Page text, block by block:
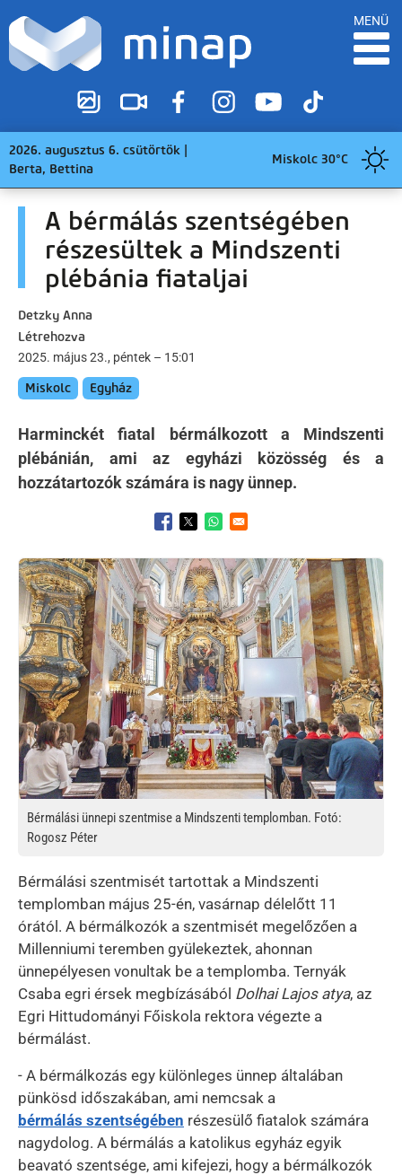
MENÜ
2026. augusztus 6. csütörtök |
Berta, Bettina
Miskolc 30°C
A bérmálás szentségében
részesültek a Mindszenti
plébánia fiataljai
Detzky Anna
Létrehozva
2025. május 23., péntek – 15:01
Miskolc Egyház
Harminckét fiatal bérmálkozott a Mindszenti
plébánián, ami az egyházi közösség és a
hozzátartozók számára is nagy ünnep.
Opens in a new window
Opens in a new window
Opens in a new window
Kép
Bérmálási ünnepi szentmise a Mindszenti templomban. Fotó:
Rogosz Péter
Bérmálási szentmisét tartottak a Mindszenti
templomban május 25-én, vasárnap délelőtt 11
órától. A bérmálkozók a szentmisét megelőzően a
Millenniumi teremben gyülekeztek, ahonnan
ünnepélyesen vonultak be a templomba. Ternyák
Csaba egri érsek megbízásából Dolhai Lajos atya, az
Egri Hittudományi Főiskola rektora végezte a
bérmálást.
- A bérmálkozás egy különleges ünnep általában
pünkösd időszakában, ami nemcsak a
bérmálás szentségében részesülő fiatalok számára
nagydolog. A bérmálás a katolikus egyház egyik
beavató szentsége, ami kifejezi, hogy a bérmálkozók